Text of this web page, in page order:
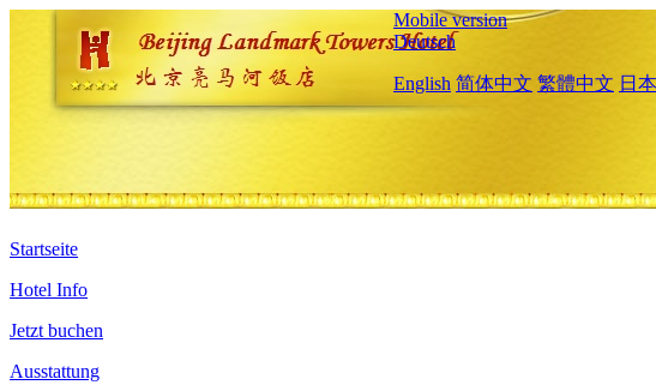
Mobile version
Deutsch
English 简体中文 繁體中文 日
Startseite
Hotel Info
Jetzt buchen
Ausstattung